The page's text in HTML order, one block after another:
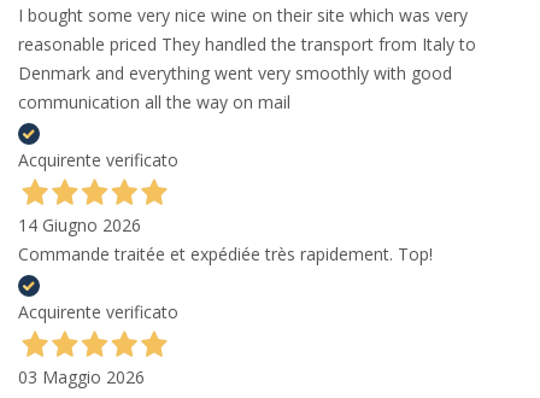
I bought some very nice wine on their site which was very
reasonable priced They handled the transport from Italy to
Denmark and everything went very smoothly with good
communication all the way on mail
Acquirente verificato
14 Giugno 2026
Commande traitée et expédiée très rapidement. Top!
Acquirente verificato
03 Maggio 2026